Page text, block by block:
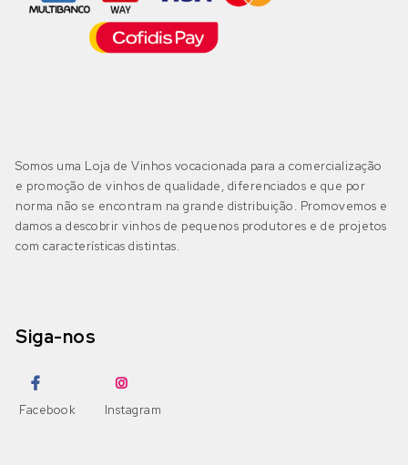
Somos uma Loja de Vinhos vocacionada para a comercialização
e promoção de vinhos de qualidade, diferenciados e que por
norma não se encontram na grande distribuição. Promovemos e
damos a descobrir vinhos de pequenos produtores e de projetos
com características distintas.
Siga-nos
Facebook Instagram